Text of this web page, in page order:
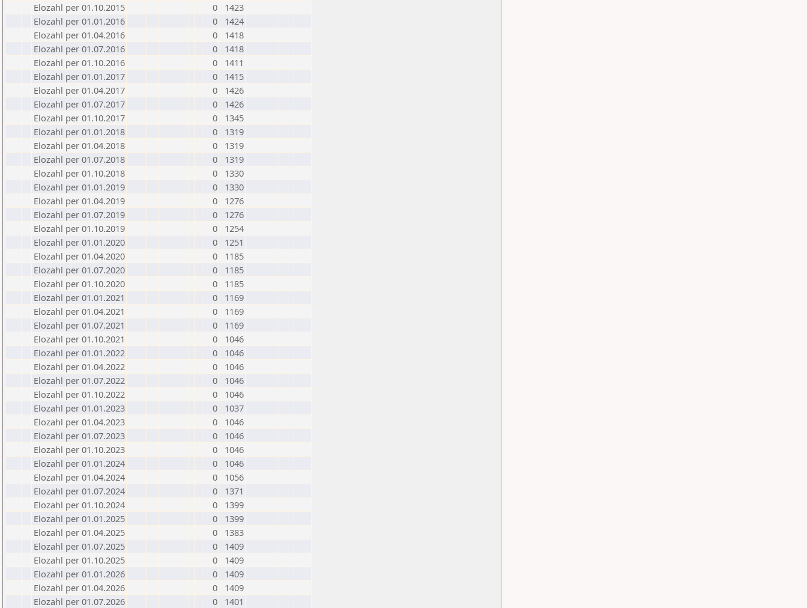
Elozahl per 01.10.2015
0
1423
Elozahl per 01.01.2016
0
1424
Elozahl per 01.04.2016
0
1418
Elozahl per 01.07.2016
0
1418
Elozahl per 01.10.2016
0
1411
Elozahl per 01.01.2017
0
1415
Elozahl per 01.04.2017
0
1426
Elozahl per 01.07.2017
0
1426
Elozahl per 01.10.2017
0
1345
Elozahl per 01.01.2018
0
1319
Elozahl per 01.04.2018
0
1319
Elozahl per 01.07.2018
0
1319
Elozahl per 01.10.2018
0
1330
Elozahl per 01.01.2019
0
1330
Elozahl per 01.04.2019
0
1276
Elozahl per 01.07.2019
0
1276
Elozahl per 01.10.2019
0
1254
Elozahl per 01.01.2020
0
1251
Elozahl per 01.04.2020
0
1185
Elozahl per 01.07.2020
0
1185
Elozahl per 01.10.2020
0
1185
Elozahl per 01.01.2021
0
1169
Elozahl per 01.04.2021
0
1169
Elozahl per 01.07.2021
0
1169
Elozahl per 01.10.2021
0
1046
Elozahl per 01.01.2022
0
1046
Elozahl per 01.04.2022
0
1046
Elozahl per 01.07.2022
0
1046
Elozahl per 01.10.2022
0
1046
Elozahl per 01.01.2023
0
1037
Elozahl per 01.04.2023
0
1046
Elozahl per 01.07.2023
0
1046
Elozahl per 01.10.2023
0
1046
Elozahl per 01.01.2024
0
1046
Elozahl per 01.04.2024
0
1056
Elozahl per 01.07.2024
0
1371
Elozahl per 01.10.2024
0
1399
Elozahl per 01.01.2025
0
1399
Elozahl per 01.04.2025
0
1383
Elozahl per 01.07.2025
0
1409
Elozahl per 01.10.2025
0
1409
Elozahl per 01.01.2026
0
1409
Elozahl per 01.04.2026
0
1409
Elozahl per 01.07.2026
0 1401